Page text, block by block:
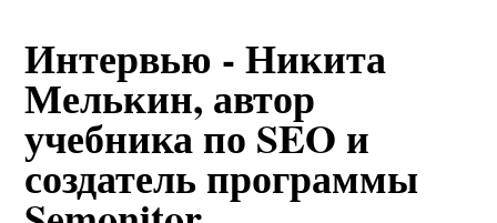
Интервью - Никита
Мелькин, автор
учебника по SEO и
создатель программы